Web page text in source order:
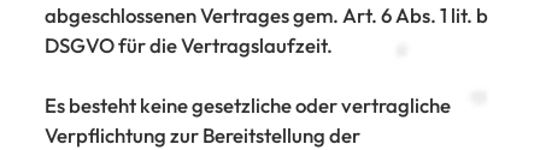
abgeschlossenen Vertrages gem. Art. 6 Abs. 1 lit. b
DSGVO für die Vertragslaufzeit.
Es besteht keine gesetzliche oder vertragliche
Verpflichtung zur Bereitstellung der